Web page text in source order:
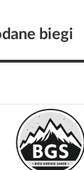
biegi